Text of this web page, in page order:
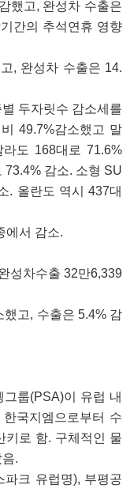
했고, 완성차 수출은
간의 추석연휴 영향
, 완성차 수출은 14.
두자릿수 감소세를
49.7%감소했고 말
도 168대로 71.6%
73.4% 감소. 소형 SU
. 올란도 역시 437대
에서 감소.
성차수출 32만6,339
고, 수출은 5.4% 감
룹(PSA)이 유럽 내
국지엠으로부터 수
키로 함. 구체적인 물
.
파크 유럽명), 부평공